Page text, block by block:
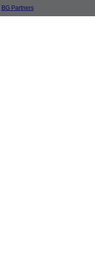
BG Partners